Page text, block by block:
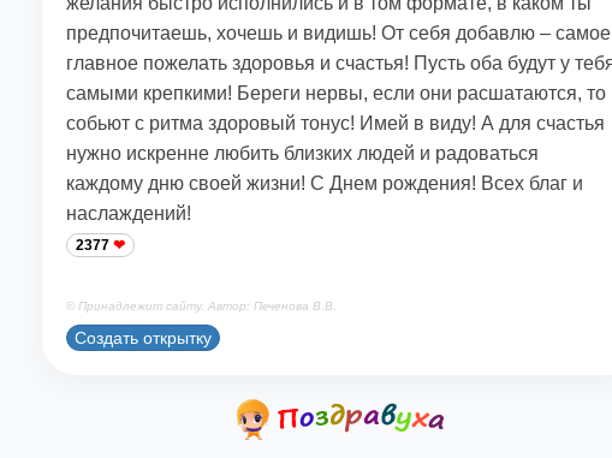
предпочитаешь, хочешь и видишь! От себя добавлю – самое
главное пожелать здоровья и счастья! Пусть оба будут у
самыми крепкими! Береги нервы, если они расшатаются, то
собьют с ритма здоровый тонус! Имей в виду! А для счастья
нужно искренне любить близких людей и радоваться
каждому дню своей жизни! С Днем рождения! Всех благ и
наслаждений!
2377
© Принадлежит сайту. Автор: Печенова В.В.
Создать открытку